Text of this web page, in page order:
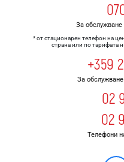
За обслужване
* от стационарен телефон на
страна или по тарифата
+359
За
02
02
Телефони